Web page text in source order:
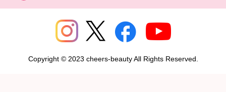
Copyright © 2023 cheers-beauty All Rights Reserved.